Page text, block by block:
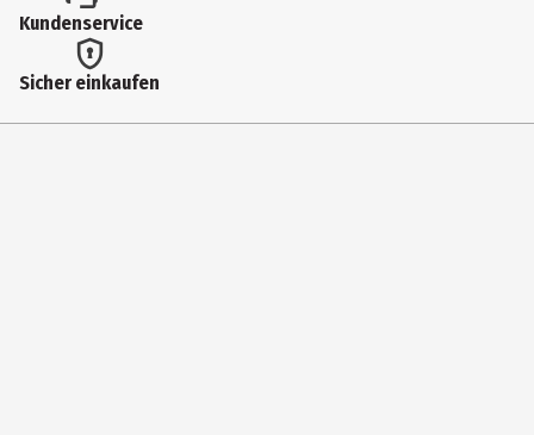
Sterntaler GmbH
Herstelleradresse
Kundenservice
Sicher einkaufen